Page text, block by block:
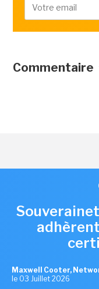
Commentaire
Maxwell Cooter,
le 03 Juillet 2026